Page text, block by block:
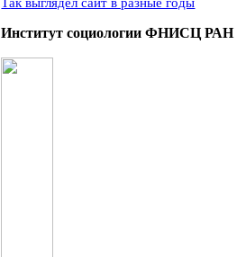
Институт социологии ФНИСЦ РАН